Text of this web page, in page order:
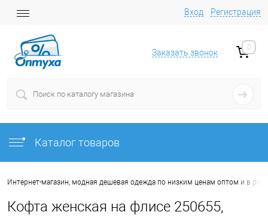
Вход Регистрация
Заказать звонок
0
Каталог товаров
Интернет-магазин, модная дешевая одежда по низким ценам оптом и в
Кофта женская на флисе 250655,